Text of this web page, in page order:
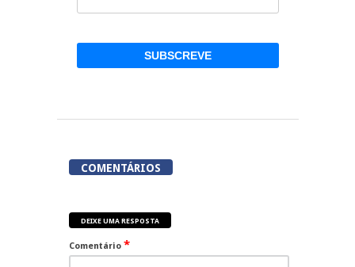
COMENTÁRIOS
DEIXE UMA RESPOSTA
Comentário *